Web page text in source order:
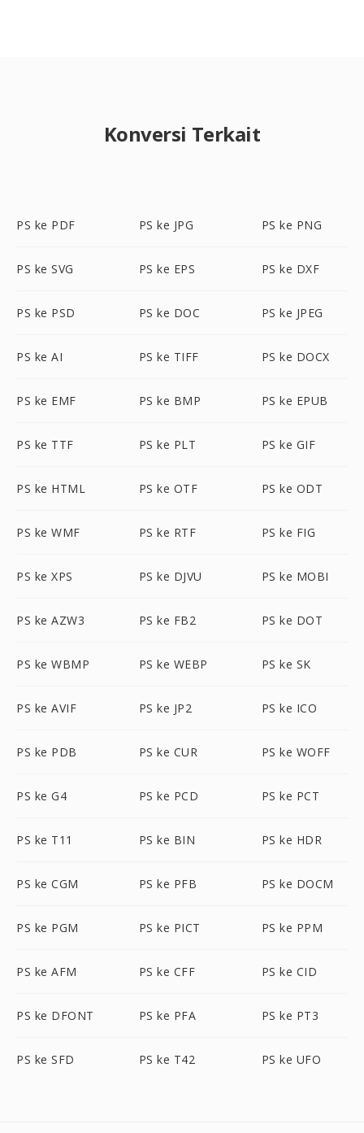
Konversi Terkait
PS ke PDF PS ke JPG PS ke PNG
PS ke SVG PS ke EPS PS ke DXF
PS ke PSD PS ke DOC PS ke JPEG
PS ke AI PS ke TIFF PS ke DOCX
PS ke EMF PS ke BMP PS ke EPUB
PS ke TTF PS ke PLT PS ke GIF
PS ke HTML PS ke OTF PS ke ODT
PS ke WMF PS ke RTF PS ke FIG
PS ke XPS PS ke DJVU PS ke MOBI
PS ke AZW3 PS ke FB2 PS ke DOT
PS ke WBMP PS ke WEBP PS ke SK
PS ke AVIF PS ke JP2 PS ke ICO
PS ke PDB PS ke CUR PS ke WOFF
PS ke G4 PS ke PCD PS ke PCT
PS ke T11 PS ke BIN PS ke HDR
PS ke CGM PS ke PFB PS ke DOCM
PS ke PGM PS ke PICT PS ke PPM
PS ke AFM PS ke CFF PS ke CID
PS ke DFONT PS ke PFA PS ke PT3
PS ke SFD PS ke T42 PS ke UFO